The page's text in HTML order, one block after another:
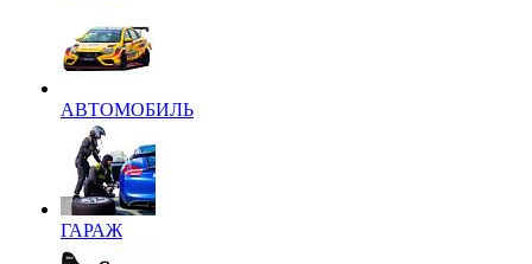
АВТОМОБИЛЬ
ГАРАЖ